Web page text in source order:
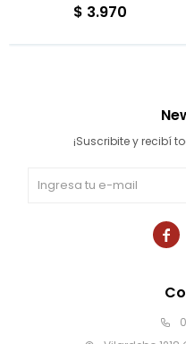
$ 3.970
¡Suscribite y recibí
